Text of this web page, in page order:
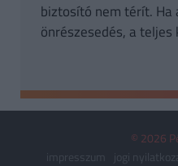
biztosító nem térít. Ha
önrészesedés, a
kárból levonják, azt
© 2026
impresszum
jogi